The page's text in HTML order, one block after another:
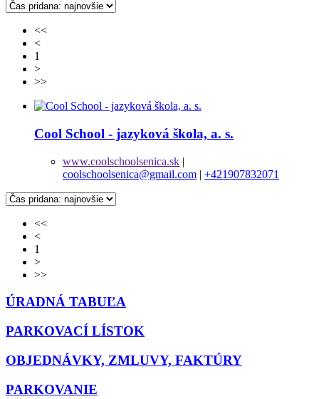
<<
<
1
>
>>
Cool School - jazyková škola, a. s.
www.coolschoolsenica.sk |
coolschoolsenica@gmail.com | +421907832071
<<
<
1
>
>>
ÚRADNÁ TABUĽA
PARKOVACÍ LÍSTOK
OBJEDNÁVKY, ZMLUVY, FAKTÚRY
PARKOVANIE